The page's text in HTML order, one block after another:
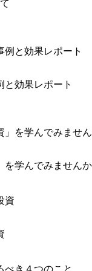
と効果レポート
を学んでみません